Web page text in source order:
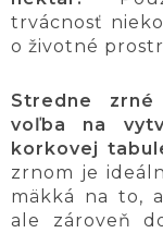
trvácnosť
o životné
Stredne
voľba na
korkovej
zrnom je
mäkká na to,
ale zároveň